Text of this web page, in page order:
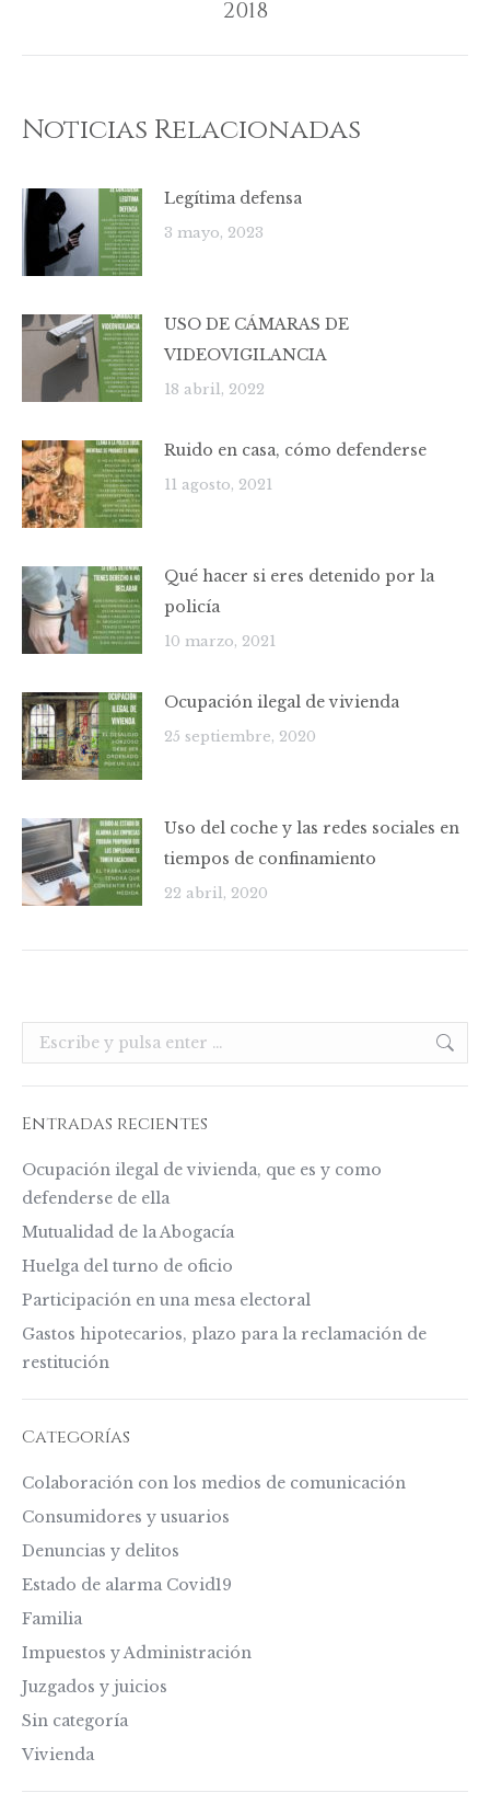
siguiente:
2018
Noticias Relacionadas
Legítima defensa
3 mayo, 2023
USO DE CÁMARAS DE
VIDEOVIGILANCIA
18 abril, 2022
Ruido en casa, cómo defenderse
11 agosto, 2021
Qué hacer si eres detenido por la
policía
10 marzo, 2021
Ocupación ilegal de vivienda
25 septiembre, 2020
Uso del coche y las redes sociales en
tiempos de confinamiento
22 abril, 2020
Buscar:
Entradas recientes
Ocupación ilegal de vivienda, que es y como
defenderse de ella
Mutualidad de la Abogacía
Huelga del turno de oficio
Participación en una mesa electoral
Gastos hipotecarios, plazo para la reclamación de
restitución
Categorías
Colaboración con los medios de comunicación
Consumidores y usuarios
Denuncias y delitos
Estado de alarma Covid19
Familia
Impuestos y Administración
Juzgados y juicios
Sin categoría
Vivienda